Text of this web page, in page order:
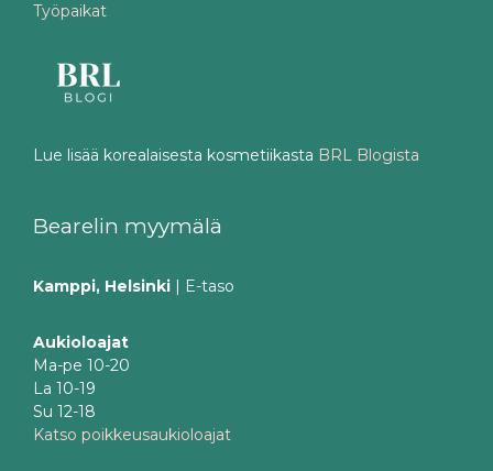
Työpaikat
Lue lisää korealaisesta kosmetiikasta BRL Blogista
Bearelin myymälä
Kamppi, Helsinki | E-taso
Aukioloajat
Ma-pe 10-20
La 10-19
Su 12-18
Katso poikkeusaukioloajat